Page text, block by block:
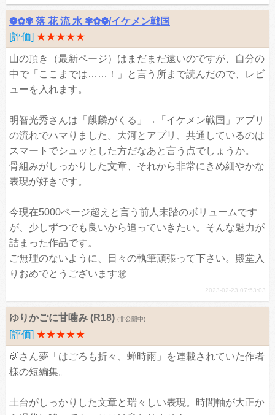
❁✿✾ 落 花 流 水 ✾✿❁︎/イケメン戦国
[評価] ★★★★★
山の頂き（最新ページ）はまだまだ遠いのですが、自分の
中で「ここまでは……！」と言う所まで読んだので、レビ
ューを入れます。
明智光秀さんは「麒麟がくる」→「イケメン戦国」アプリ
の流れでハマりました。大河とアプリ、共通しているのは
スマートでシュッとした方だなあと言う点でしょうか。
骨組みがしっかりした文章、それから非常にきめ細やかな
表現が好きです。
今現在5000ページ超えと言う前人未踏のボリュームです
が、少しずつでも良いから追っていきたい。そんな魅力が
詰まった作品です。
ご無理のないように、日々の執筆頑張って下さい。殿堂入
りおめでとうございます㊗️
2023-02-23 07:53:03
ゆりかごに甘噛み (R18) (非公開中)
[評価] ★★★★★
🍃さん夢「はごろも折々、蝉時雨」を連載されていた作者
様の短編集。
土台がしっかりした文章と瑞々しい表現。時間軸が大正か